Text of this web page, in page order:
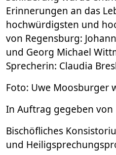
Erinnerungen an das
hochwürdigsten und
von Regensburg:
und Georg Michael
Sprecherin: Claudia
Foto: Uwe Moosburger
In Auftrag gegeben von
Bischöfliches
und